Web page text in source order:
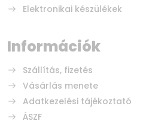
Elektronikai készülékek
Információk
Szállítás, fizetés
Vásárlás menete
Adatkezelési tájékoztató
ÁSZF